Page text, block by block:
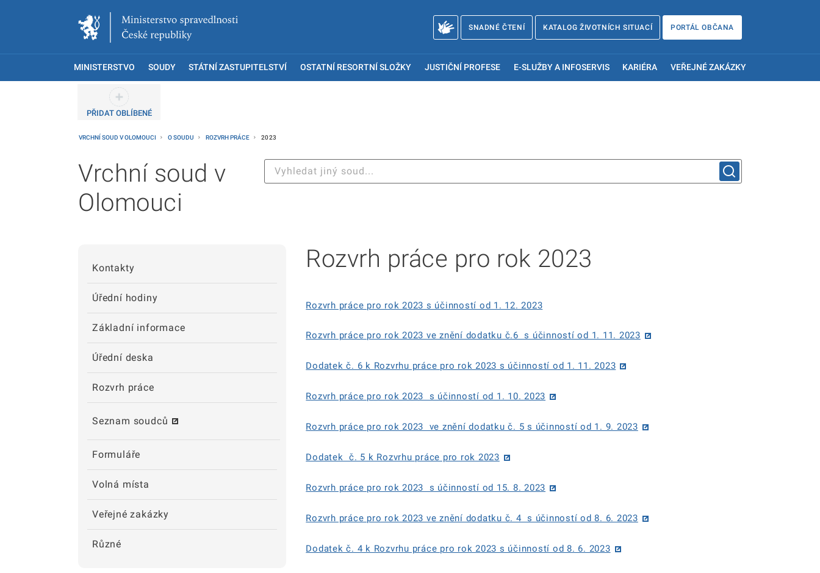
SNADNÉ ČTENÍ KATALOG ŽIVOTNÍCH SITUACÍ PORTÁL OBČANA
MINISTERSTVO SOUDY STÁTNÍ ZASTUPITELSTVÍ OSTATNÍ RESORTNÍ SLOŽKY JUSTIČNÍ PROFESE E-SLUŽBY A INFOSERVIS KARIÉRA VEŘEJNÉ ZAKÁZKY
PŘIDAT OBLÍBENÉ
VRCHNÍ SOUD V OLOMOUCI O SOUDU ROZVRH PRÁCE 2023
Vrchní soud v
Olomouci
Kontakty
Úřední hodiny
Základní informace
Úřední deska
Rozvrh práce
Seznam soudců
Formuláře
Volná místa
Veřejné zakázky
Různé
Rozvrh práce pro rok 2023
Rozvrh práce pro rok 2023 s účinností od 1. 12. 2023
Rozvrh práce pro rok 2023 ve znění dodatku č.6 s účinností od 1. 11. 2023
Dodatek č. 6 k Rozvrhu práce pro rok 2023 s účinností od 1. 11. 2023
Rozvrh práce pro rok 2023 s účinností od 1. 10. 2023
Rozvrh práce pro rok 2023 ve znění dodatku č. 5 s účinností od 1. 9. 2023
Dodatek č. 5 k Rozvrhu práce pro rok 2023
Rozvrh práce pro rok 2023 s účinností od 15. 8. 2023
Rozvrh práce pro rok 2023 ve znění dodatku č. 4 s účinností od 8. 6. 2023
Dodatek č. 4 k Rozvrhu práce pro rok 2023 s účinností od 8. 6. 2023